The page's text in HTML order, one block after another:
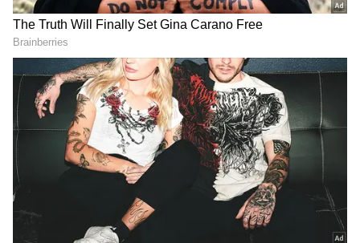
Royal Challengers Bengaluru vs Rajasthan
Royals, Eliminator
இதில், கொல்கத்தா நைட் ரைடர்ஸ் மற்றும் சன்ரைசர்ஸ் ஹைதராபாத்
அணிகள் மோதுகின்றன. இந்தப் போட்டி நாளை அகமதாபாத்
மைதானத்தில் நடைபெறுகிறது. இதில் வெற்றி பெறும் அணி
நேரடியாக இறுதிப் போட்டிக்கு முன்னேறும். தோல்வி அடையும்
அணியானது 2ஆவது தகுதிச் சுற்று போட்டியில், எலிமினேட்டர்
போட்டியில் வெற்றி பெறும் அணியுடன் விளையாடும். எலிமினேட்டர்